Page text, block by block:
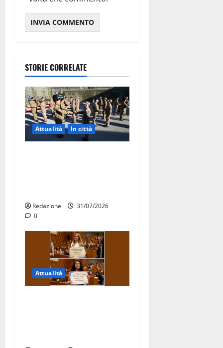
STORIE CORRELATE
Attualità In città
Redazione
31/07/2026
0
Attualità